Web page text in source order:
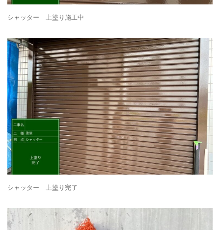
シャッター 上塗り施工中
シャッター 上塗り完了